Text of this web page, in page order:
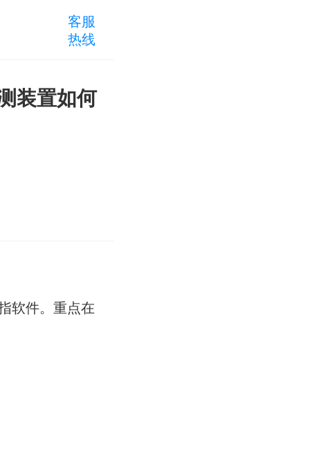
客服
热线
装置如何
软件。重点在